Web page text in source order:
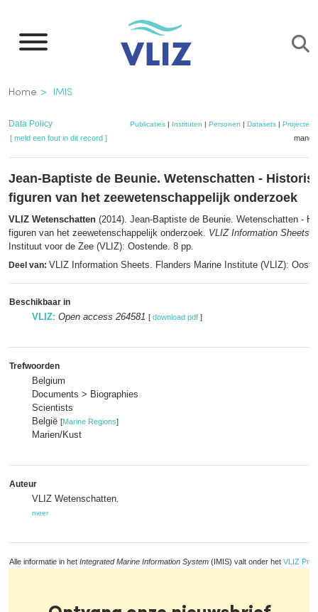
naar
inhoud
gaan
Kruimelpad
Home IMIS
Data Policy Publicaties | Instituten | Personen | Datasets | Projecten
[ meld een fout in dit record ]
Jean-Baptiste de Beunie. Wetenschatten -
figuren van het zeewetenschappelijk onderzoek
VLIZ Wetenschatten (2014). Jean-Baptiste de Beunie. Wetenschatten -
figuren van het zeewetenschappelijk onderzoek. VLIZ Information Sheets
Instituut voor de Zee (VLIZ): Oostende. 8 pp.
Deel van: VLIZ Information Sheets. Flanders Marine Institute (VLIZ):
Beschikbaar in
VLIZ: Open access 264581 [ download pdf ]
Trefwoorden
Belgium
Documents > Biographies
Scientists
België [Marine Regions]
Marien/Kust
Auteur
VLIZ Wetenschatten
meer
Alle informatie in het Integrated Marine Information System (IMIS) valt onder het VLIZ